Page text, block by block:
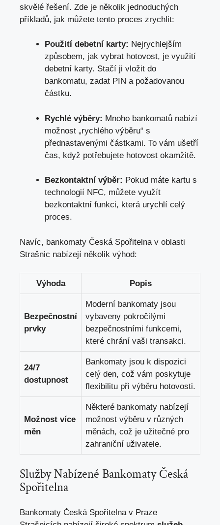
skvělé řešení. Zde je ⁤několik jednoduchých
příkladů,‌ jak můžete tento proces zrychlit:
Použití debetní karty: Nejrychlejším
způsobem, jak vybrat hotovost, je využití
debetní karty. Stačí ji vložit do
bankomatu, zadat ⁢PIN a požadovanou
‌částku.
Rychlé výběry: Mnoho bankomatů nabízí
možnost „rychlého výběru“ s
přednastavenými⁣ částkami. To vám ušetří
čas, když potřebujete hotovost okamžitě.
Bezkontaktní výběr: Pokud máte kartu s
technologií NFC, můžete využít⁤
bezkontaktní funkci, která urychlí celý
proces.
Navíc, bankomaty Česká Spořitelna v oblasti
Strašnic nabízejí několik výhod:
Výhoda Popis
Bezpečnostní
prvky
Moderní bankomaty jsou
vybaveny pokročilými
⁢bezpečnostními funkcemi,
které⁣ chrání vaši transakci.
24/7
dostupnost
Bankomaty jsou k dispozici
celý den, což vám poskytuje
flexibilitu při výběru‍ hotovosti.
Možnost více
měn
Některé bankomaty nabízejí
možnost výběru v různých
měnách, což je užitečné pro
zahraniční uživatele.
Služby Nabízené Bankomaty Česká
Spořitelna
Bankomaty Česká Spořitelna v Praze